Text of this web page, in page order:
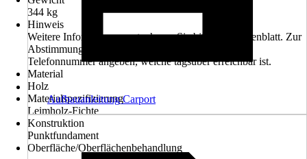
344 kg
Hinweis
Weitere Informationen entnehmen Sie bitte dem Datenblatt. Zur
Abstimmung des Liefertermines bitte Handy- oder
Telefonnummer angeben, welche tagsüber erreichbar ist.
Material
Holz
Materialspezifizierung
Leimholz-Fichte
Konstruktion
Punktfundament
Oberfläche/Oberflächenbehandlung
Aufbauanleitung Carport